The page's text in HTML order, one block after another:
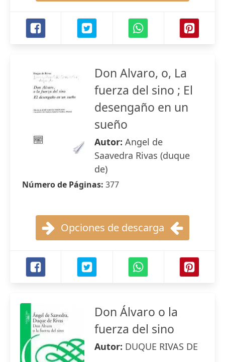
Don Alvaro, o, La
fuerza del sino ; El
desengaño en un
sueño
Autor: Angel de
Saavedra Rivas (duque
de)
Número de Páginas: 377
Opciones de descarga
Don Álvaro o la
fuerza del sino
Autor: DUQUE RIVAS DE